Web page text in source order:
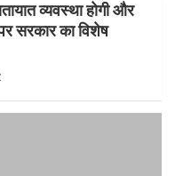
व्यवस्था होगी और
सरकार का विशेष